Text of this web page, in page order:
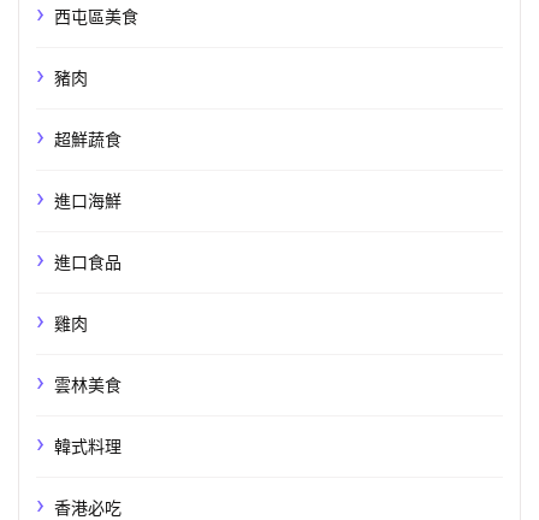
西屯區美食
豬肉
超鮮蔬食
進口海鮮
進口食品
雞肉
雲林美食
韓式料理
香港必吃